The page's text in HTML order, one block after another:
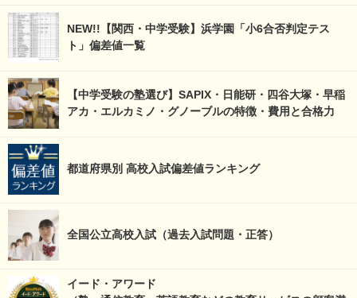
NEW!!【関西・中学受験】浜学園「小6合否判定テス
ト」偏差値一覧
【中学受験の塾選び】SAPIX・日能研・四谷大塚・早稲
アカ・エルカミノ・グノーブルの特徴・費用と合格力
都道府県別 高校入試偏差値ランキング
全国公立高校入試（過去入試問題・正答）
イード・アワード